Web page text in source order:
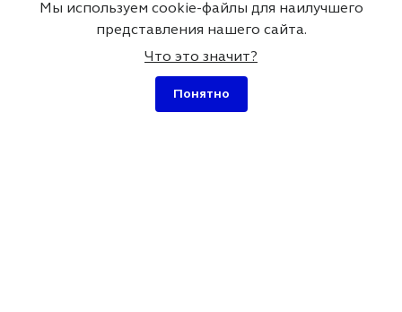
О нас
Контакты
Дипломы и
Мы используем cookie-файлы для наилучшего
представления нашего сайта.
Что это значит?
Понятно